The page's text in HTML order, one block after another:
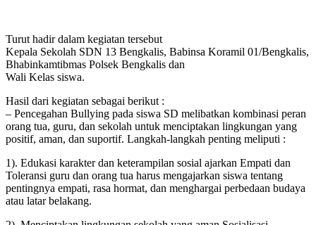
Turut hadir dalam kegiatan tersebut
Kepala Sekolah SDN 13 Bengkalis, Babinsa Koramil 01/Bengkalis,
Bhabinkamtibmas Polsek Bengkalis dan
Wali Kelas siswa.
Hasil dari kegiatan sebagai berikut :
– Pencegahan Bullying pada siswa SD melibatkan kombinasi peran
orang tua, guru, dan sekolah untuk menciptakan lingkungan yang
positif, aman, dan suportif. Langkah-langkah penting meliputi :
1). Edukasi karakter dan keterampilan sosial ajarkan Empati dan
Toleransi guru dan orang tua harus mengajarkan siswa tentang
pentingnya empati, rasa hormat, dan menghargai perbedaan budaya
atau latar belakang.